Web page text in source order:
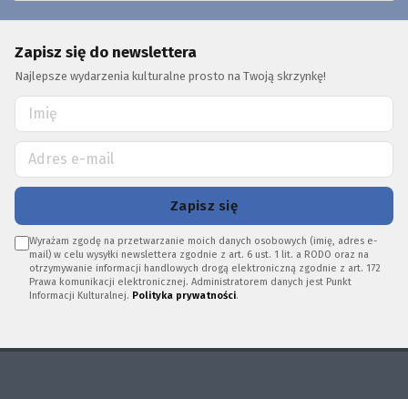
Zapisz się do newslettera
Najlepsze wydarzenia kulturalne prosto na Twoją skrzynkę!
Zapisz się
Wyrażam zgodę na przetwarzanie moich danych osobowych (imię, adres e-
mail) w celu wysyłki newslettera zgodnie z art. 6 ust. 1 lit. a RODO oraz na
otrzymywanie informacji handlowych drogą elektroniczną zgodnie z art. 172
Prawa komunikacji elektronicznej. Administratorem danych jest Punkt
Informacji Kulturalnej. Polityka prywatności.